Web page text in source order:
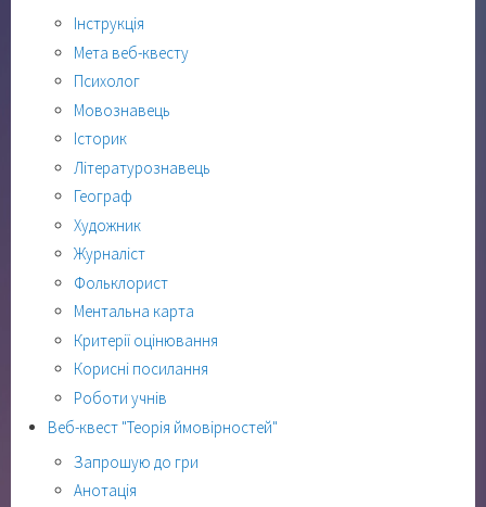
Інструкція
Мета веб-квесту
Психолог
Мовознавець
Історик
Літературознавець
Географ
Художник
Журналіст
Фольклорист
Ментальна карта
Критерії оцінювання
Корисні посилання
Роботи учнів
Веб-квест "Теорія ймовірностей"
Запрошую до гри
Анотація